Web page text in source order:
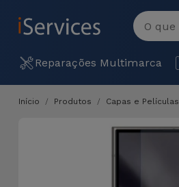
Reparações Multimarca
MENU
Ver
Início Produtos Capas e Películas